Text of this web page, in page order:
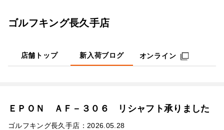
ゴルフキング長久手店
店舗トップ 新入荷ブログ オンライン
ＥＰＯＮ ＡＦ－３０６ リシャフト承りました
ゴルフキング長久手店：2026.05.28